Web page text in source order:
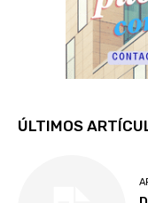
ÚLTIMOS